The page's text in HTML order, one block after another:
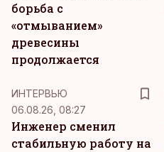
борьба с
«отмыванием»
древесины
продолжается
ИНТЕРВЬЮ
06.08.26, 08:27
Инженер сменил
стабильную работу на